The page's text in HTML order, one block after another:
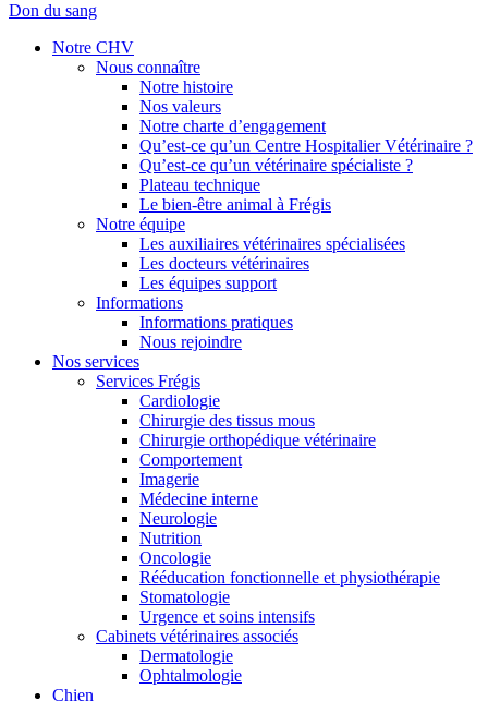
Don du sang
Notre CHV
Nous connaître
Notre histoire
Nos valeurs
Notre charte d’engagement
Qu’est-ce qu’un Centre Hospitalier Vétérinaire ?
Qu’est-ce qu’un vétérinaire spécialiste ?
Plateau technique
Le bien-être animal à Frégis
Notre équipe
Les auxiliaires vétérinaires spécialisées
Les docteurs vétérinaires
Les équipes support
Informations
Informations pratiques
Nous rejoindre
Nos services
Services Frégis
Cardiologie
Chirurgie des tissus mous
Chirurgie orthopédique vétérinaire
Comportement
Imagerie
Médecine interne
Neurologie
Nutrition
Oncologie
Rééducation fonctionnelle et physiothérapie
Stomatologie
Urgence et soins intensifs
Cabinets vétérinaires associés
Dermatologie
Ophtalmologie
Chien